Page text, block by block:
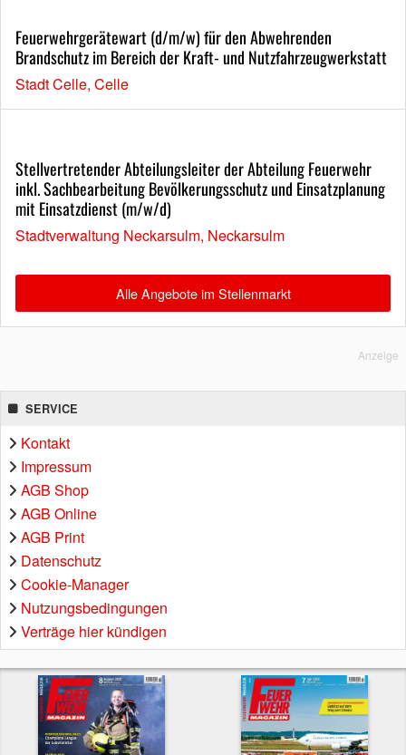
Feuerwehrgerätewart (d/m/w) für den Abwehrenden
Brandschutz im Bereich der Kraft- und Nutzfahrzeugwerkstatt
Stadt Celle, Celle
Stellvertretender Abteilungsleiter der Abteilung Feuerwehr
inkl. Sachbearbeitung Bevölkerungsschutz und Einsatzplanung
mit Einsatzdienst (m/w/d)
Stadtverwaltung Neckarsulm, Neckarsulm
Alle Angebote im Stellenmarkt
Anzeige
SERVICE
Kontakt
Impressum
AGB Shop
AGB Online
AGB Print
Datenschutz
Cookie-Manager
Nutzungsbedingungen
Verträge hier kündigen